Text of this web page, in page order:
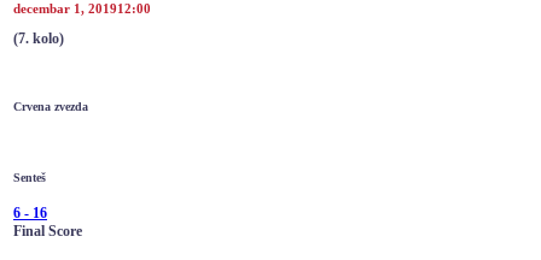
decembar 1, 201912:00
(7. kolo)
Crvena zvezda
Senteš
6 - 16
Final Score